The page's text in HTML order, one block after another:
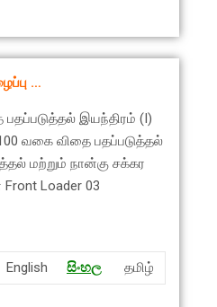
…
இயந்திரம் (I)
100 வகை விதை பதப்படுத்தல்
மற்றும் நான்கு சக்கர
Loader 03
English සිංහල தமிழ்